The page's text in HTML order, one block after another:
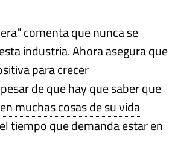
comenta que nunca se
industria. Ahora asegura que
para crecer
de que hay que saber que
muchas cosas de su vida
tiempo que demanda estar en